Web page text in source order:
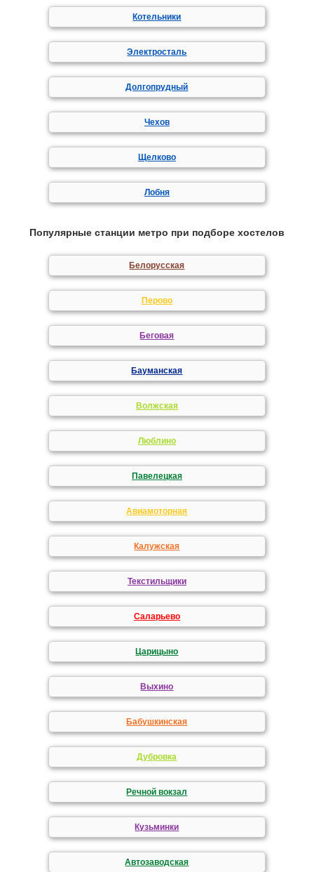
Котельники
Электросталь
Долгопрудный
Чехов
Щелково
Лобня
Популярные станции метро при подборе хостелов
Белорусская
Перово
Беговая
Бауманская
Волжская
Люблино
Павелецкая
Авиамоторная
Калужская
Текстильщики
Саларьево
Царицыно
Выхино
Бабушкинская
Дубровка
Речной вокзал
Кузьминки
Автозаводская